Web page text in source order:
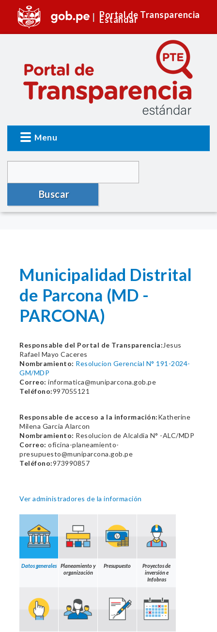
Portal de Transparencia
Estándar
Menu
Buscar
Municipalidad Distrital
de Parcona (MD -
PARCONA)
Responsable del Portal de Transparencia: Jesus
Rafael Mayo Caceres
Nombramiento: Resolucion Gerencial N° 191-2024-
GM/MDP
Correo: informatica@muniparcona.gob.pe
Teléfono:997055121
Responsable de acceso a la información:Katherine
Milena Garcia Alarcon
Nombramiento: Resolucion de Alcaldia N° -ALC/MDP
Correo: oficina-planeamiento-
presupuesto@muniparcona.gob.pe
Teléfono:973990857
Ver administradores de la información
Datos generales
Planeamiento y
organización
Presupuesto
Proyectos de
inversión e
Infobras